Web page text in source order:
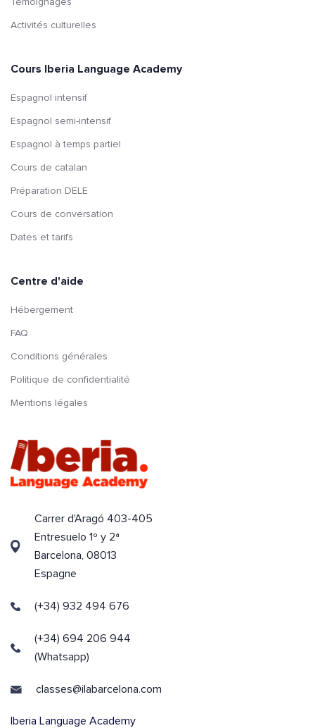
Activités culturelles
Cours Iberia Language Academy
Espagnol intensif
Espagnol semi-intensif
Espagnol à temps partiel
Cours de catalan
Préparation DELE
Cours de conversation
Dates et tarifs
Centre d'aide
Hébergement
FAQ
Conditions générales
Politique de confidentialité
Mentions légales
Carrer d'Aragó 403-405
Entresuelo 1º y 2ª
Barcelona, 08013
Espagne
(+34) 932 494 676
(+34) 694 206 944
(Whatsapp)
classes@ilabarcelona.com
Iberia Language Academy